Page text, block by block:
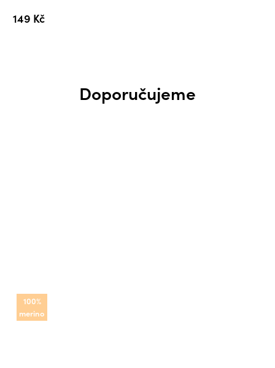
z
149 Kč
Doporučujeme
100%
merino